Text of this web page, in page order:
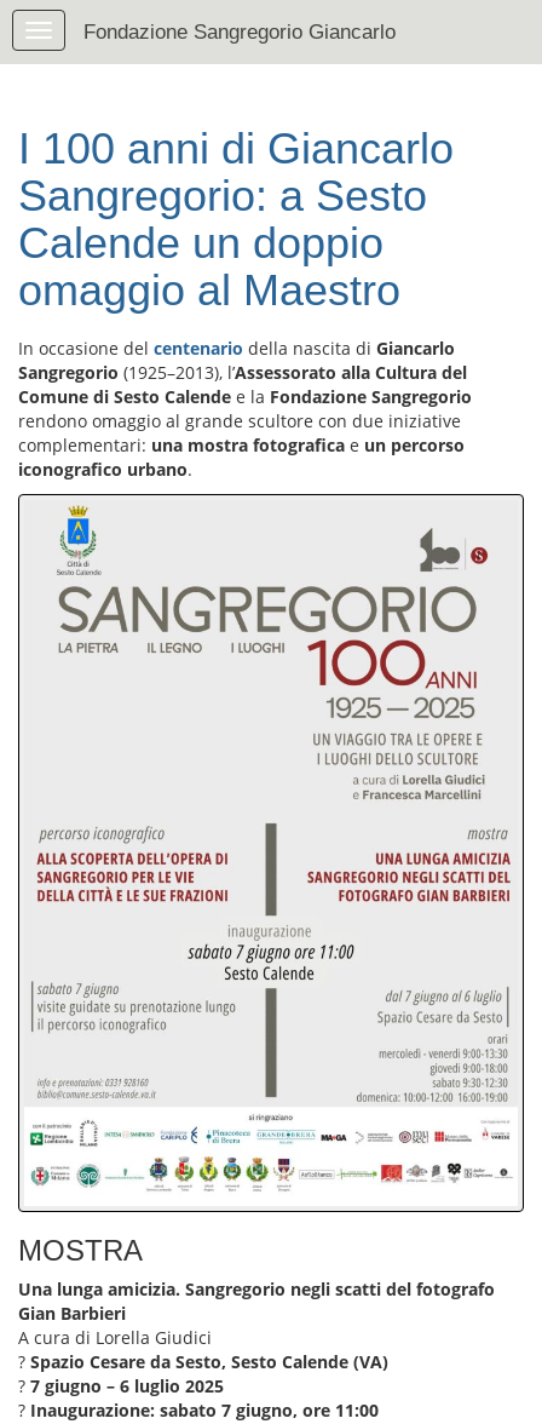
Fondazione Sangregorio Giancarlo
I 100 anni di Giancarlo
Sangregorio: a Sesto
Calende un doppio
omaggio al Maestro
In occasione del centenario della nascita di Giancarlo
Sangregorio (1925–2013), l’Assessorato alla Cultura del
Comune di Sesto Calende e la Fondazione Sangregorio
rendono omaggio al grande scultore con due iniziative
complementari: una mostra fotografica e un percorso
iconografico urbano.
MOSTRA
Una lunga amicizia. Sangregorio negli scatti del fotografo
Gian Barbieri
A cura di Lorella Giudici
? Spazio Cesare da Sesto, Sesto Calende (VA)
? 7 giugno – 6 luglio 2025
? Inaugurazione: sabato 7 giugno, ore 11:00